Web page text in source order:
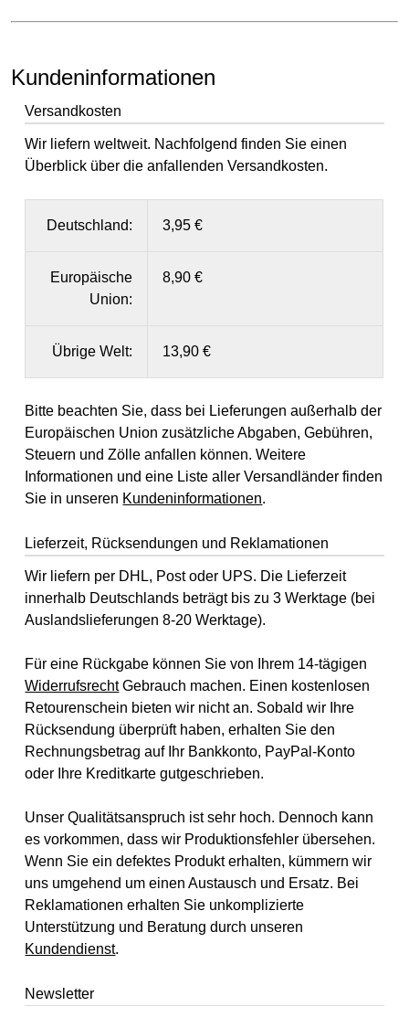
Kundeninformationen
Versandkosten
Wir liefern weltweit. Nachfolgend finden Sie einen
Überblick über die anfallenden Versandkosten.
Deutschland: 3,95 €
Europäische
Union:
8,90 €
Übrige Welt: 13,90 €
Bitte beachten Sie, dass bei Lieferungen außerhalb der
Europäischen Union zusätzliche Abgaben, Gebühren,
Steuern und Zölle anfallen können. Weitere
Informationen und eine Liste aller Versandländer finden
Sie in unseren Kundeninformationen.
Lieferzeit, Rücksendungen und Reklamationen
Wir liefern per DHL, Post oder UPS. Die Lieferzeit
innerhalb Deutschlands beträgt bis zu 3 Werktage (bei
Auslandslieferungen 8-20 Werktage).
Für eine Rückgabe können Sie von Ihrem 14-tägigen
WiderrufsrechtGebrauch machen. Einen kostenlosen
Retourenschein bieten wir nicht an. Sobald wir Ihre
Rücksendung überprüft haben, erhalten Sie den
Rechnungsbetrag auf Ihr Bankkonto, PayPal-Konto
oder Ihre Kreditkarte gutgeschrieben.
Unser Qualitätsanspruch ist sehr hoch. Dennoch kann
es vorkommen, dass wir Produktionsfehler übersehen.
Wenn Sie ein defektes Produkt erhalten, kümmern wir
uns umgehend um einen Austausch und Ersatz. Bei
Reklamationen erhalten Sie unkomplizierte
Unterstützung und Beratung durch unseren
Kundendienst.
Newsletter